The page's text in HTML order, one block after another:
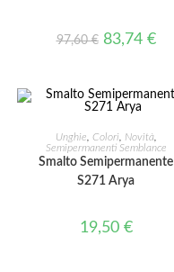
97,60€ 83,74 €
AGGIUNGI AL CARRELLO
Unghie Colori Novità,
Semipermanenti Semblance
Smalto Semipermanente
S271 Arya
19,50 €